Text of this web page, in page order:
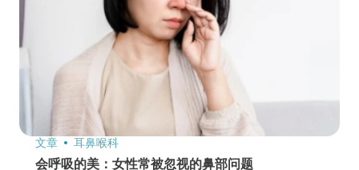
文章 耳鼻喉科
会呼吸的美：女性常被忽视的鼻部问题